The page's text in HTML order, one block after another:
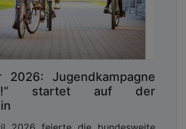
2026: Jugendkampagne
startet auf der